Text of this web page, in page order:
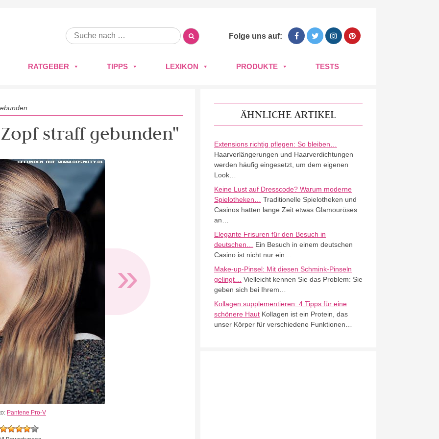
Folge uns auf:
RATGEBER TIPPS LEXIKON PRODUKTE TESTS
straff gebunden"
»
Pantene Pro-V
ÄHNLICHE ARTIKEL
Extensions richtig pflegen: So bleiben…
Haarverlängerungen und Haarverdichtungen
werden häufig eingesetzt, um dem eigenen
Look…
Keine Lust auf Dresscode? Warum moderne
Spielotheken…
Traditionelle Spielotheken und
Casinos hatten lange Zeit etwas Glamouröses
an…
Elegante Frisuren für den Besuch in
deutschen…
Ein Besuch in einem deutschen
Casino ist nicht nur ein…
Make-up-Pinsel: Mit diesen Schmink-Pinseln
gelingt…
Vielleicht kennen Sie das Problem: Sie
geben sich bei Ihrem…
Kollagen supplementieren: 4 Tipps für eine
schönere HautKollagen ist ein Protein, das
unser Körper für verschiedene Funktionen…